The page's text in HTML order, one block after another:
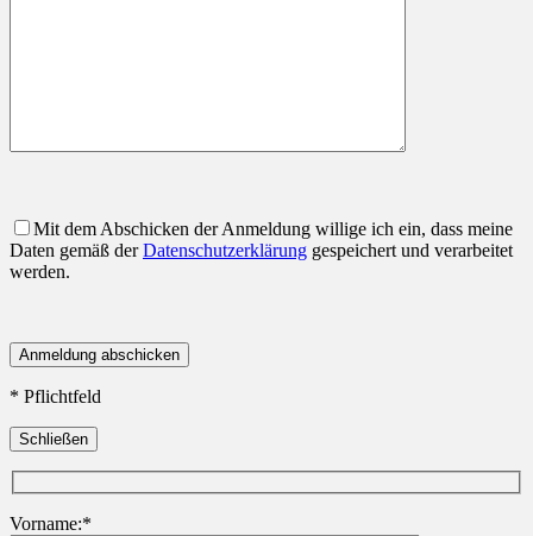
Mit dem Abschicken der Anmeldung willige ich ein, dass meine
Daten gemäß derDatenschutzerklärung gespeichert und verarbeitet
werden.
* Pflichtfeld
Schließen
Vorname:*